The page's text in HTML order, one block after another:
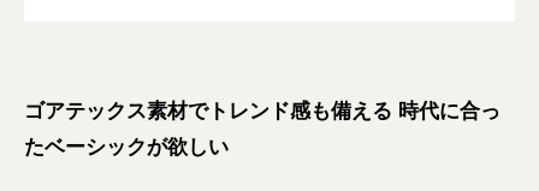
ゴアテックス素材でトレンド感も備える 時代に合っ
たベーシックが欲しい